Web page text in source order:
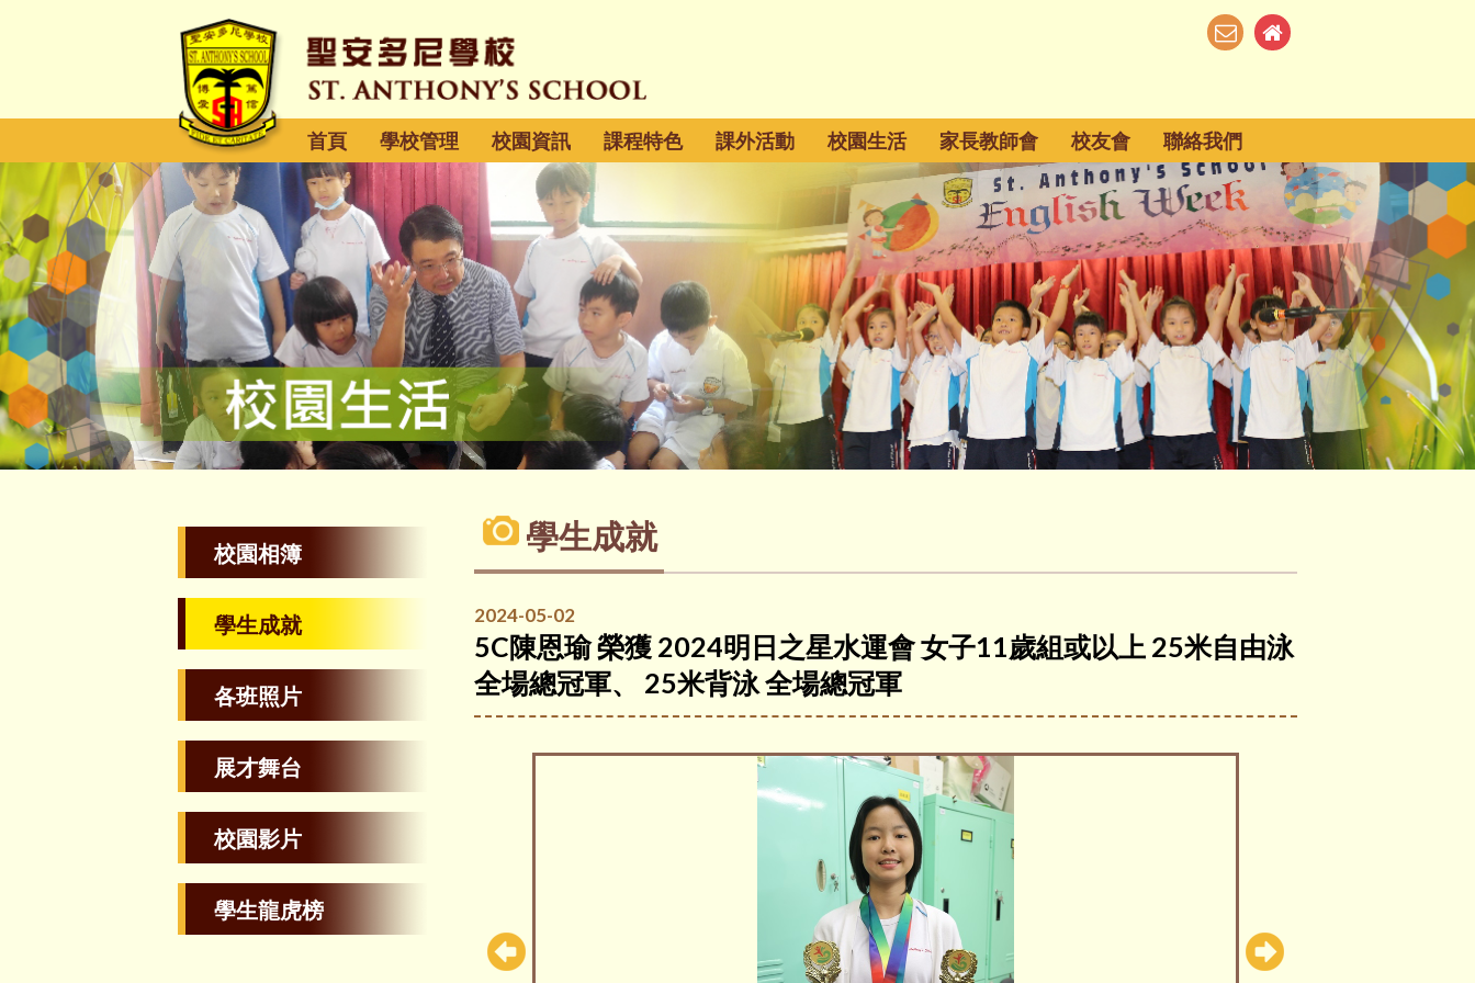
首頁 學校管理 校園資訊 課程特色 課外活動 校園生活 家長教師會 校友會 聯絡我們
校園相簿
學生成就
各班照片
展才舞台
校園影片
學生龍虎榜
學生成就
2024-05-02
5C陳恩瑜 榮獲 2024明日之星水運會 女子11歲組或以上 25米自由泳
全場總冠軍、 25米背泳 全場總冠軍